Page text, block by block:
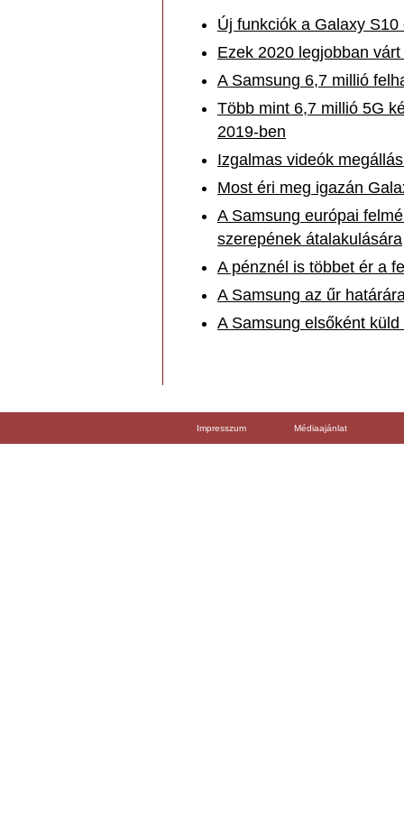
Új funkciók a Galaxy
Ezek 2020 legjobban
A Samsung 6,7 millió
Több mint 6,7 millió 5G
2019-ben
Izgalmas videók
Most éri meg igazán
A Samsung európai
szerepének átalakulására
A pénznél is többet ér a
A Samsung az űr
A Samsung elsőként
Impresszum Médiaajánlat